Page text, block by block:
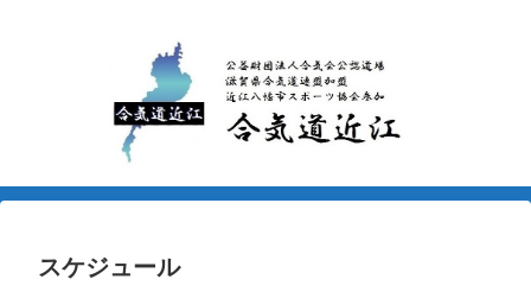
スケジュール